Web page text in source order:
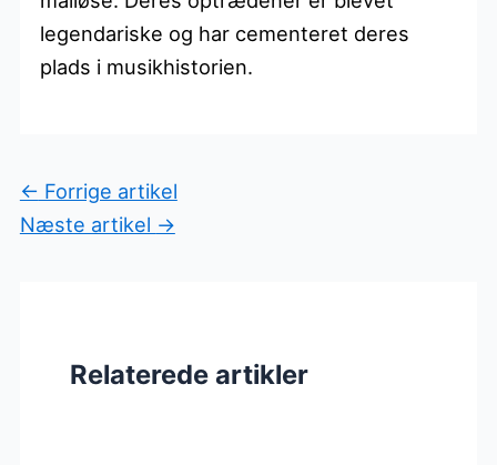
legendariske og har cementeret deres
plads i musikhistorien.
← Forrige artikel
Næste artikel →
Relaterede artikler